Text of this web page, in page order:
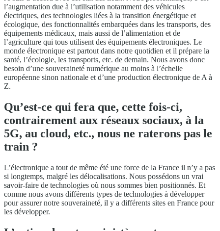
l’augmentation due à l’utilisation notamment des véhicules
électriques, des technologies liées à la transition énergétique et
écologique, des fonctionnalités embarquées dans les transports, des
équipements médicaux, mais aussi de l’alimentation et de
l’agriculture qui tous utilisent des équipements électroniques. Le
monde électronique est partout dans notre quotidien et il prépare la
santé, l’écologie, les transports, etc. de demain. Nous avons donc
besoin d’une souveraineté numérique au moins à l’échelle
européenne sinon nationale et d’une production électronique de A à
Z.
Qu’est-ce qui fera que, cette fois-ci,
contrairement aux réseaux sociaux, à la
5G, au cloud, etc., nous ne raterons pas le
train ?
L’électronique a tout de même été une force de la France il n’y a pas
si longtemps, malgré les délocalisations. Nous possédons un vrai
savoir-faire de technologies où nous sommes bien positionnés. Et
comme nous avons différents types de technologies à développer
pour assurer notre souveraineté, il y a différents sites en France pour
les développer.